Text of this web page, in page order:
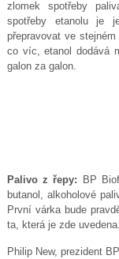
zlomek spotřeby
spotřeby etanolu je
přepravovat ve
co víc, etanol dodává
galon za galon.
Palivo z řepy: BP
butanol, alkoholové
První várka bude
ta, která je zde uvedena.
Philip New, prezident